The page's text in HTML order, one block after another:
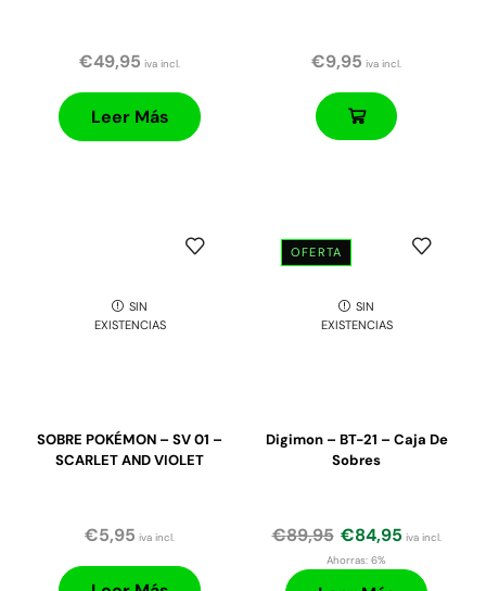
€49,95 iva incl.
Leer Más
€9,95 iva incl.
SIN
EXISTENCIAS
SOBRE POKÉMON – SV 01 –
SCARLET AND VIOLET
€5,95 iva incl.
OFERTA
SIN
EXISTENCIAS
Digimon – BT-21 – Caja De
Sobres
€89,95 €84,95 iva incl.
Ahorras: 6%